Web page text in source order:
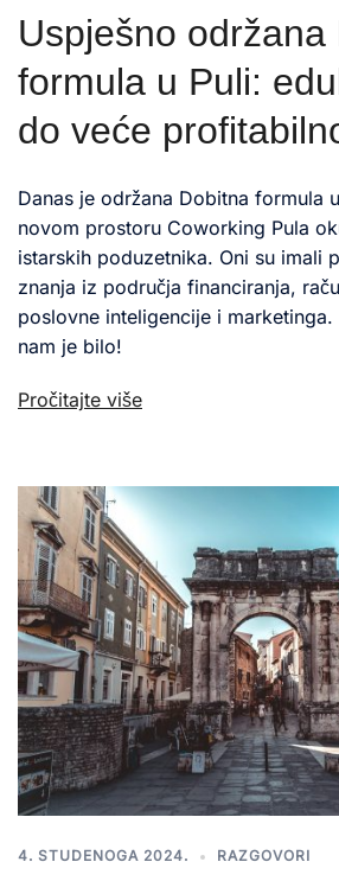
Uspješno održana
formula u Puli:
do veće
Danas je održana Dobitna formula
novom prostoru Coworking Pula
istarskih poduzetnika. Oni su imali
znanja iz područja financiranja,
poslovne inteligencije i
nam je bilo!
Pročitajte više
4. STUDENOGA 2024. RAZGOVORI